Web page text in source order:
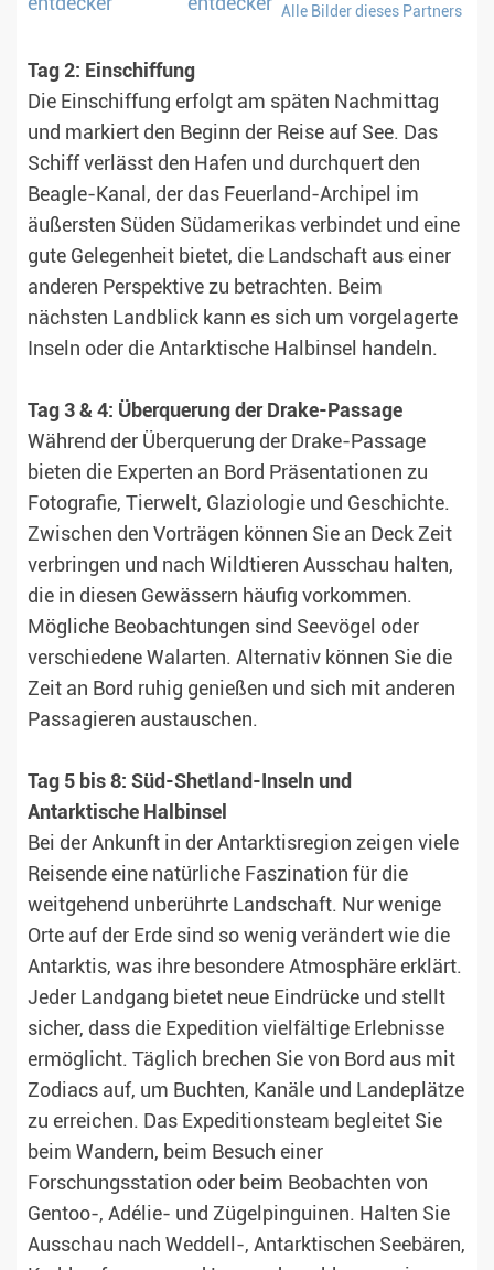
Alle Bilder dieses Partners
Tag 2: Einschiffung
Die Einschiffung erfolgt am späten Nachmittag
und markiert den Beginn der Reise auf See. Das
Schiff verlässt den Hafen und durchquert den
Beagle-Kanal, der das Feuerland-Archipel im
äußersten Süden Südamerikas verbindet und eine
gute Gelegenheit bietet, die Landschaft aus einer
anderen Perspektive zu betrachten. Beim
nächsten Landblick kann es sich um vorgelagerte
Inseln oder die Antarktische Halbinsel handeln.
Tag 3 & 4: Überquerung der Drake-Passage
Während der Überquerung der Drake-Passage
bieten die Experten an Bord Präsentationen zu
Fotografie, Tierwelt, Glaziologie und Geschichte.
Zwischen den Vorträgen können Sie an Deck Zeit
verbringen und nach Wildtieren Ausschau halten,
die in diesen Gewässern häufig vorkommen.
Mögliche Beobachtungen sind Seevögel oder
verschiedene Walarten. Alternativ können Sie die
Zeit an Bord ruhig genießen und sich mit anderen
Passagieren austauschen.
Tag 5 bis 8: Süd-Shetland-Inseln und
Antarktische Halbinsel
Bei der Ankunft in der Antarktisregion zeigen viele
Reisende eine natürliche Faszination für die
weitgehend unberührte Landschaft. Nur wenige
Orte auf der Erde sind so wenig verändert wie die
Antarktis, was ihre besondere Atmosphäre erklärt.
Jeder Landgang bietet neue Eindrücke und stellt
sicher, dass die Expedition vielfältige Erlebnisse
ermöglicht. Täglich brechen Sie von Bord aus mit
Zodiacs auf, um Buchten, Kanäle und Landeplätze
zu erreichen. Das Expeditionsteam begleitet Sie
beim Wandern, beim Besuch einer
Forschungsstation oder beim Beobachten von
Gentoo-, Adélie- und Zügelpinguinen. Halten Sie
Ausschau nach Weddell-, Antarktischen Seebären,